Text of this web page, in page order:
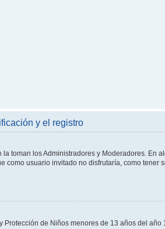
y el registro
toman los Administradores y Moderadores. En
como usuario invitado no disfrutaría, como
Protección de Niños menores de 13 años del